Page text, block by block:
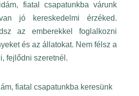
fiatal csapatunkba várunk
jó kereskedelmi érzéked.
az emberekkel foglalkozni
és az állatokat. Nem félsz a
fejlődni szeretnél.
fiatal csapatunkba keresünk